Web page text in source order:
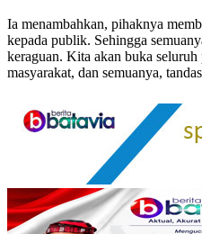
Ia menambahkan, pihaknya
kepada publik. Sehingga
keraguan. Kita akan buka
masyarakat, dan semuanya,